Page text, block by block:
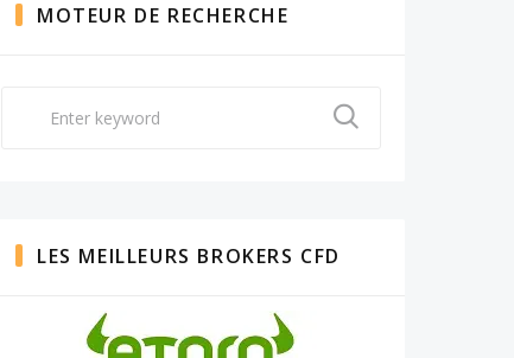
MOTEUR DE RECHERCHE
LES MEILLEURS BROKERS CFD